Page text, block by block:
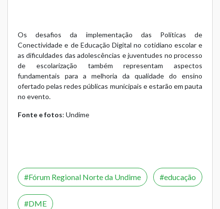
Os desafios da implementação das Políticas de
Conectividade e de Educação Digital no cotidiano escolar e
as dificuldades das adolescências e juventudes no processo
de escolarização também representam aspectos
fundamentais para a melhoria da qualidade do ensino
ofertado pelas redes públicas municipais e estarão em pauta
no evento.
Fonte e fotos: Undime
Fórum Regional Norte da Undime educação
DME